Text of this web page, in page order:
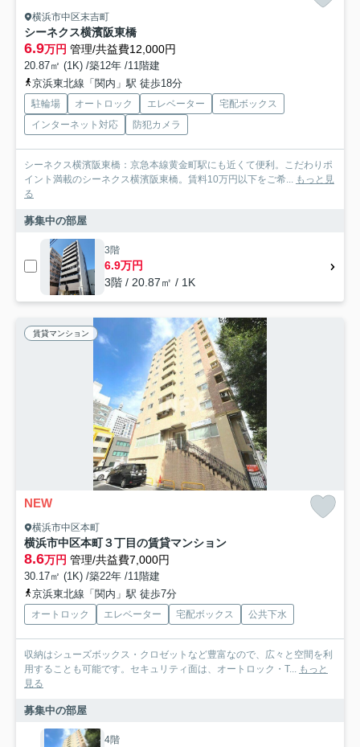
横浜市中区末吉町
シーネクス横濱阪東橋
6.9万円 管理/共益費12,000円
20.87㎡ (1K) /築12年 /11階建
京浜東北線「関内」駅 徒歩18分
駐輪場 オートロック エレベーター
宅配ボックス
インターネット対応
防犯カメラ
シーネクス横濱阪東橋：京急本線黄金町駅にも近くて便利。こだわりポ
イント満載のシーネクス横濱阪東橋。賃料10万円以下をご希...
もっと見
る
募集中の部屋
3階
6.9万円
3階 / 20.87㎡ / 1K
賃貸マンション
NEW
横浜市中区本町
横浜市中区本町３丁目の賃貸マンション
8.6万円 管理/共益費7,000円
30.17㎡ (1K) /築22年 /11階建
京浜東北線「関内」駅 徒歩7分
オートロック エレベーター 宅配ボックス 公共下水
収納はシューズボックス・クロゼットなど豊富なので、広々と空間を利
用することも可能です。セキュリティ面は、オートロック・T...
もっと
見る
募集中の部屋
4階